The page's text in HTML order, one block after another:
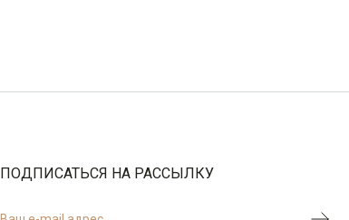
ПОДПИСАТЬСЯ НА РАССЫЛКУ